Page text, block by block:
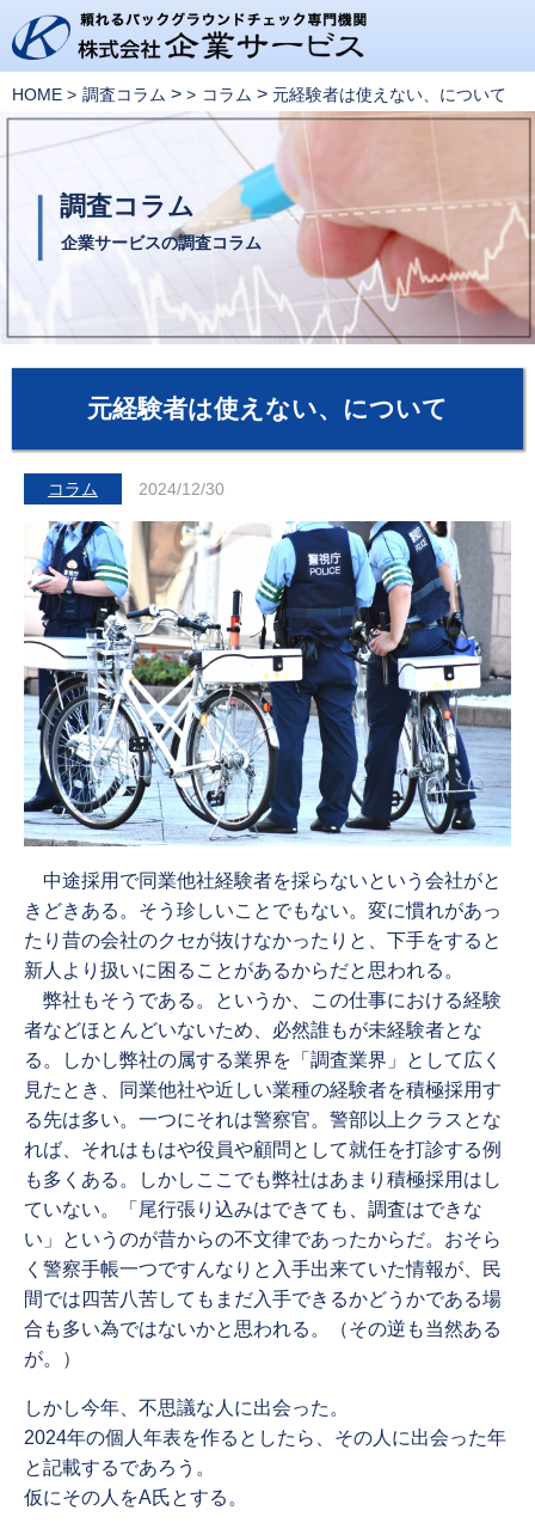
HOME 調査コラム > コラム > 元経験者は使えない、について
調査コラム
企業サービスの調査コラム
元経験者は使えない、について
コラム 2024/12/30
中途採用で同業他社経験者を採らないという会社がと
きどきある。そう珍しいことでもない。変に慣れがあっ
たり昔の会社のクセが抜けなかったりと、下手をすると
新人より扱いに困ることがあるからだと思われる。
弊社もそうである。というか、この仕事における経験
者などほとんどいないため、必然誰もが未経験者とな
る。しかし弊社の属する業界を「調査業界」として広く
見たとき、同業他社や近しい業種の経験者を積極採用す
る先は多い。一つにそれは警察官。警部以上クラスとな
れば、それはもはや役員や顧問として就任を打診する例
も多くある。しかしここでも弊社はあまり積極採用はし
ていない。「尾行張り込みはできても、調査はできな
い」というのが昔からの不文律であったからだ。おそら
く警察手帳一つですんなりと入手出来ていた情報が、民
間では四苦八苦してもまだ入手できるかどうかである場
合も多い為ではないかと思われる。（その逆も当然ある
が。）
しかし今年、不思議な人に出会った。
2024年の個人年表を作るとしたら、その人に出会った年
と記載するであろう。
仮にその人をA氏とする。